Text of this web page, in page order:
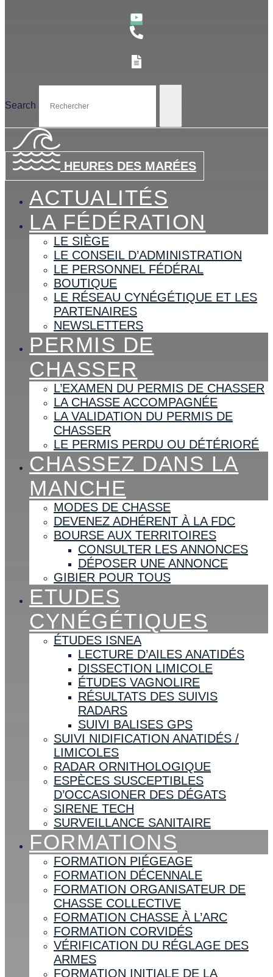
Search
HEURES DES MARÉES
ACTUALITÉS
LA FÉDÉRATION
LE SIÈGE
LE CONSEIL D’ADMINISTRATION
LE PERSONNEL FÉDÉRAL
BOUTIQUE
LE RÉSEAU CYNÉGÉTIQUE ET LES
PARTENAIRES
NEWSLETTERS
PERMIS DE
CHASSER
L’EXAMEN DU PERMIS DE CHASSER
LA CHASSE ACCOMPAGNÉE
LA VALIDATION DU PERMIS DE
CHASSER
LE PERMIS PERDU OU DÉTÉRIORÉ
CHASSEZ DANS LA
MANCHE
MODES DE CHASSE
DEVENEZ ADHÉRENT À LA FDC
BOURSE AUX TERRITOIRES
CONSULTER LES ANNONCES
DÉPOSER UNE ANNONCE
GIBIER POUR TOUS
ETUDES
CYNÉGÉTIQUES
ÉTUDES ISNEA
LECTURE D’AILES ANATIDÉS
DISSECTION LIMICOLE
ÉTUDES VAGNOLIRE
RÉSULTATS DES SUIVIS
RADARS
SUIVI BALISES GPS
SUIVI NIDIFICATION ANATIDÉS /
LIMICOLES
RADAR ORNITHOLOGIQUE
ESPÈCES SUSCEPTIBLES
D’OCCASIONER DES DÉGATS
SIRENE TECH
SURVEILLANCE SANITAIRE
FORMATIONS
FORMATION PIÉGEAGE
FORMATION DÉCENNALE
FORMATION ORGANISATEUR DE
CHASSE COLLECTIVE
FORMATION CHASSE À L’ARC
FORMATION CORVIDÉS
VÉRIFICATION DU RÉGLAGE DES
ARMES
FORMATION INITIALE DE LA